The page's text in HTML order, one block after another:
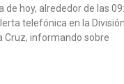
de hoy, alrededor de las
telefónica en la
Cruz, informando sobre